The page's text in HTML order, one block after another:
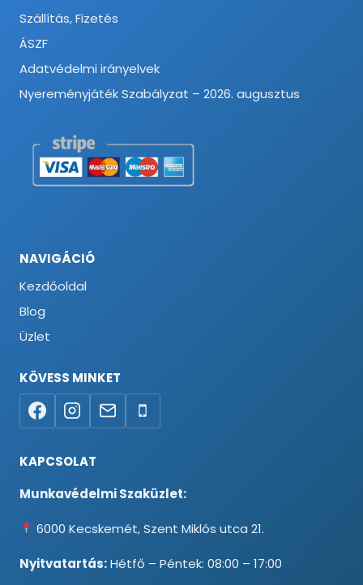
Szállítás, Fizetés
ÁSZF
Adatvédelmi irányelvek
Nyereményjáték Szabályzat – 2026. augusztus
NAVIGÁCIÓ
Kezdőoldal
Blog
Üzlet
KÖVESS MINKET
KAPCSOLAT
Munkavédelmi Szaküzlet:
6000 Kecskemét, Szent Miklós utca 21.
Nyitvatartás:Hétfő – Péntek: 08:00 – 17:00